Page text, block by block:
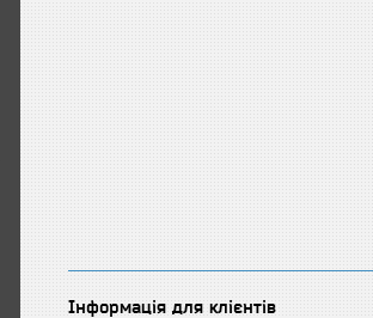
Інформація для клієнтів